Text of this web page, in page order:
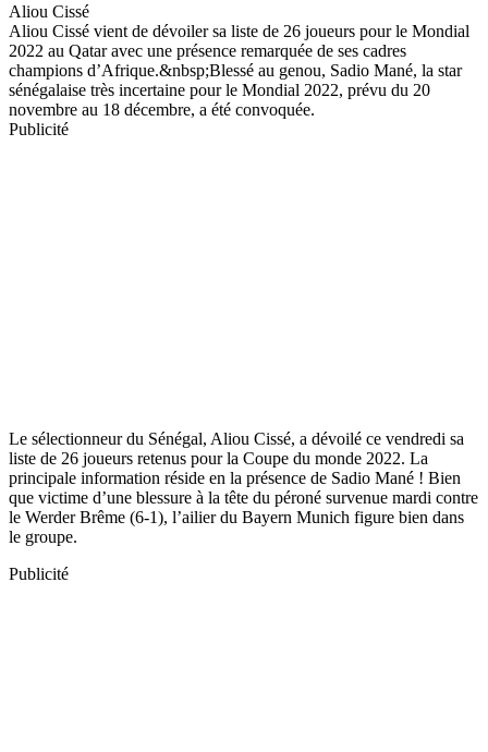
Aliou Cissé
Aliou Cissé vient de dévoiler sa liste de 26 joueurs pour le Mondial
2022 au Qatar avec une présence remarquée de ses cadres
champions d’Afrique.&nbsp;Blessé au genou, Sadio Mané, la star
sénégalaise très incertaine pour le Mondial 2022, prévu du 20
novembre au 18 décembre, a été convoquée.
Publicité
Le sélectionneur du Sénégal, Aliou Cissé, a dévoilé ce vendredi sa
liste de 26 joueurs retenus pour la Coupe du monde 2022. La
principale information réside en la présence de Sadio Mané ! Bien
que victime d’une blessure à la tête du péroné survenue mardi contre
le Werder Brême (6-1), l’ailier du Bayern Munich figure bien dans
le groupe.
Publicité